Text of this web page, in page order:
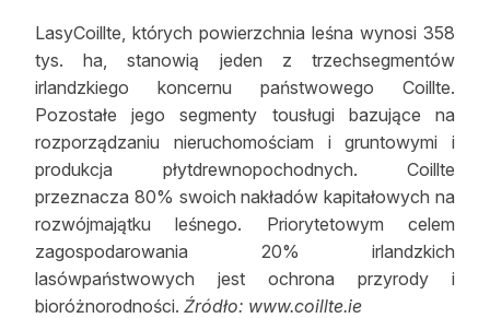
LasyCoillte, których powierzchnia leśna wynosi 358
tys. ha, stanowią jeden z trzechsegmentów
irlandzkiego koncernu państwowego Coillte.
Pozostałe jego segmenty tousługi bazujące na
rozporządzaniu nieruchomościam i gruntowymi i
produkcja płytdrewnopochodnych. Coillte
przeznacza 80% swoich nakładów kapitałowych na
rozwójmajątku leśnego. Priorytetowym celem
zagospodarowania 20% irlandzkich
lasówpaństwowych jest ochrona przyrody i
bioróżnorodności. Źródło: www.coillte.ie